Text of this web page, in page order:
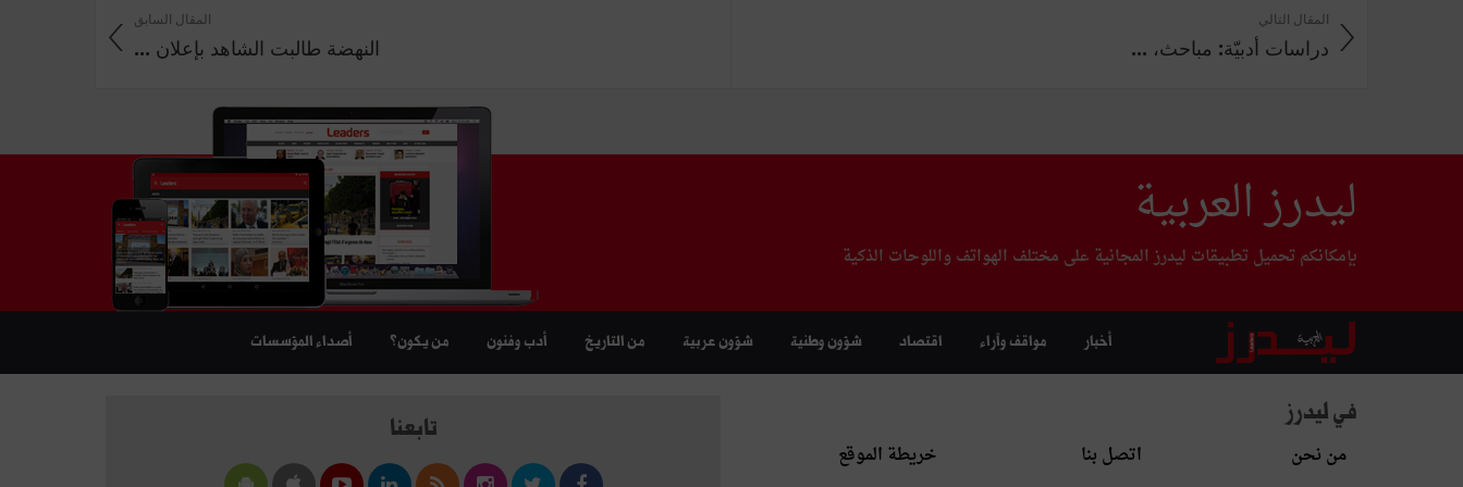
المقال السابق
النهضة طالبت الشاهد بإعلان ...
المقال التالي
دراسات أدبيّة: مباحث، ...
ليدرز العربية
بإمكانكم تحميل تطبيقات ليدرز المجانية على مختلف الهواتف واللوحات الذكية
أخبار مواقف وآراء اقتصاد شؤون وطنية شؤون عربية من التاريخ أدب وفنون من يكون؟ أصداء المؤسسات
في ليدرز
من نحن اتصل بنا خريطة الموقع
تابعنا